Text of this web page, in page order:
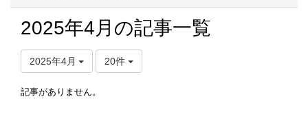
2025年4月の記事一覧
2025年4月 20件
記事がありません。